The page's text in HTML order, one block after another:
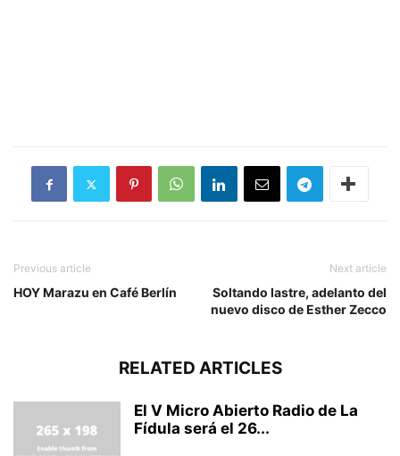
Previous article
HOY Marazu en Café Berlín
Next article
Soltando lastre, adelanto del
nuevo disco de Esther Zecco
RELATED ARTICLES
El V Micro Abierto Radio de La
Fídula será el 26...